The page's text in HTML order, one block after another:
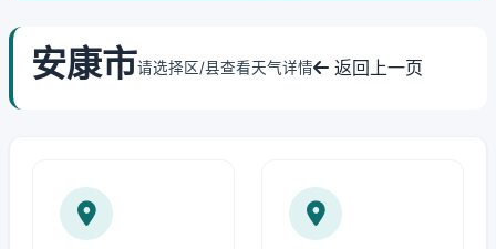
安康市请选择区/县查看天气详情 返回上一页